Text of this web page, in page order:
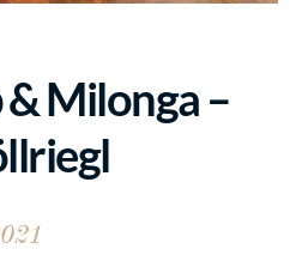
Milonga –